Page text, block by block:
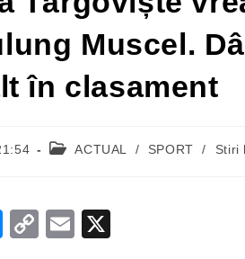
Muscel.
în clasament
PostACTUAL / SPORT / Stiri
M C
E